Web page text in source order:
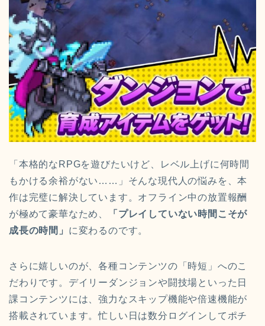
「本格的なRPGを遊びたいけど、レベル上げに何時間
もかける余裕がない……」そんな現代人の悩みを、本
作は完璧に解決しています。オフライン中の放置報酬
が極めて豪華なため、
「プレイしていない時間こそが
成長の時間」 に変わるのです。
さらに嬉しいのが、各種コンテンツの「時短」へのこ
だわりです。デイリーダンジョンや闘技場といった日
課コンテンツには、強力なスキップ機能や倍速機能が
搭載されています。忙しい日は数分ログインしてポチ